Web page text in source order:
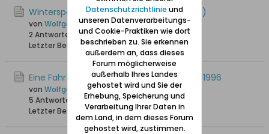
Winterspaziergang in Adlershorst (Orlowo)
von Wolfgang
2 Antworten
7.467 Hits0 Likes
Letzter Beitrag20.01.2021, 08:47
Eine Fahrt nach Schiewenhorst im Herbst 1996
von Wolfgang
5 Antworten
9.040 Hits0 Likes
Letzter Beitrag
05.11.2020, 22:32
Datenschutzrichtlinie und
unseren Datenverarbeitungs-
und Cookie-Praktiken wie dort
beschrieben zu. Sie erkennen
außerdem an, dass dieses
Forum möglicherweise
außerhalb Ihres Landes
gehostet wird und Sie der
Erhebung, Speicherung und
Verarbeitung Ihrer Daten in
dem Land, in dem dieses Forum
gehostet wird, zustimmen.